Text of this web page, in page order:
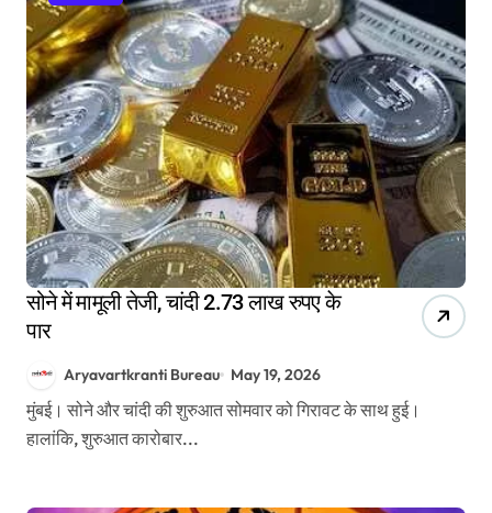
सोने में मामूली तेजी, चांदी 2.73 लाख रुपए के
पार
Aryavartkranti Bureau May 19, 2026
मुंबई। सोने और चांदी की शुरुआत सोमवार को गिरावट के साथ हुई।
हालांकि, शुरुआत कारोबार...